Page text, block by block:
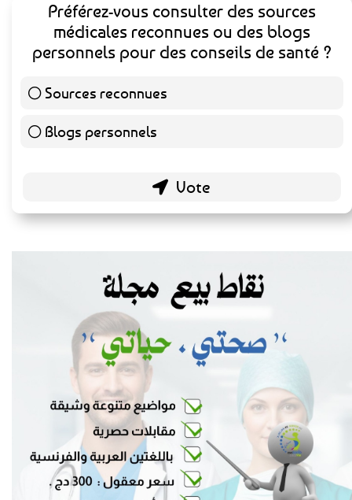
Préférez-vous consulter des sources
médicales reconnues ou des blogs
personnels pour des conseils de santé ?
Sources reconnues
Blogs personnels